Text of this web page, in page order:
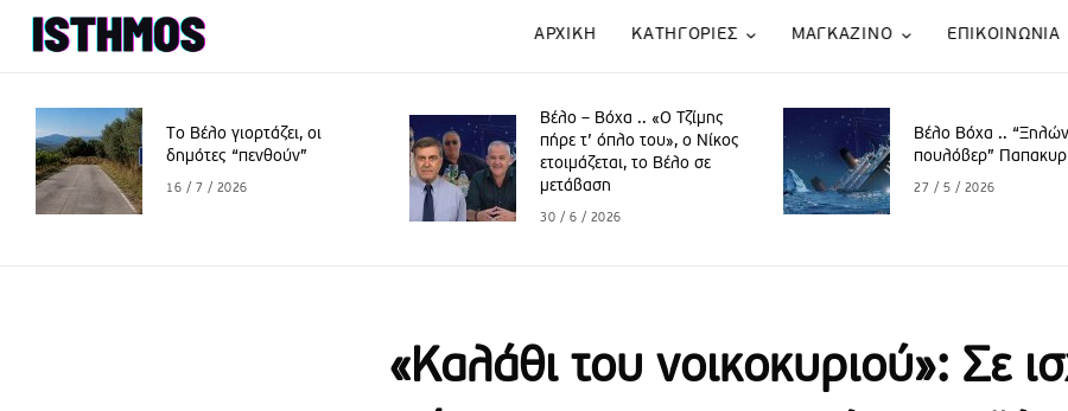
ΑΡΧΙΚΗ KATΗΓΟΡΙΕΣ ΜΑΓΚΑΖΙΝΟ ΕΠΙΚΟΙΝΩΝΙΑ
Το Βέλο γιορτάζει, οι
δημότες “πενθούν”
16 / 7 / 2026
Βέλο – Βόχα .. «Ο Τζίμης
πήρε τ’ όπλο του», o Νίκος
ετοιμάζεται, το Βέλο σε
μετάβαση
30 / 6 / 2026
Βέλο Βόχα ..
πουλόβερ”
27 / 5 / 2026
«Καλάθι του νοικοκυριού»: Σε